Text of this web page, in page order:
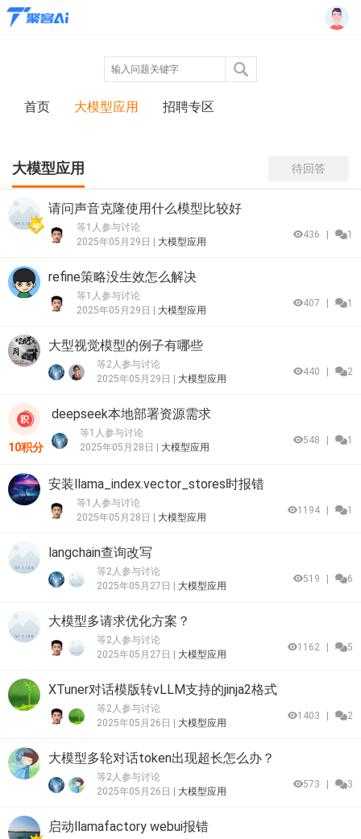
首页 大模型应用 招聘专区
大模型应用 待回答
请问声音克隆使用什么模型比较好
等1人参与讨论
2025年05月29日 | 大模型应用
436 1
refine策略没生效怎么解决
等1人参与讨论
2025年05月29日 | 大模型应用
407 1
大型视觉模型的例子有哪些
等2人参与讨论
2025年05月29日 | 大模型应用
440 2
10积分
deepseek本地部署资源需求
等1人参与讨论
2025年05月28日 | 大模型应用
548 1
安装llama_index.vector_stores时报错
等1人参与讨论
2025年05月28日 | 大模型应用
1194 1
langchain查询改写
等2人参与讨论
2025年05月27日 | 大模型应用
519 6
大模型多请求优化方案？
等2人参与讨论
2025年05月27日 | 大模型应用
1162 5
XTuner对话模版转vLLM支持的jinja2格式
等2人参与讨论
2025年05月26日 | 大模型应用
1403 2
大模型多轮对话token出现超长怎么办？
等2人参与讨论
2025年05月26日 | 大模型应用
573 3
启动llamafactory webui报错